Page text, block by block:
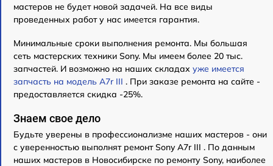
мастеров не будет новой задачей. На все виды
проведенных работ у нас имеется гарантия.
Минимальные сроки выполнения ремонта. Мы большая
сеть мастерских техники Sony. Мы имеем более 20 тыс.
запчастей. И возможно на наших складах уже имеется
запчасть на модель A7r III . При заказе ремонта на сайте -
предоставляется скидка -25%.
Знаем свое дело
Будьте уверены в профессионализме наших мастеров - они
с уверенностью выполнят ремонт Sony A7r III . По данным
наших мастеров в Новосибирске по ремонту Sony, наиболее